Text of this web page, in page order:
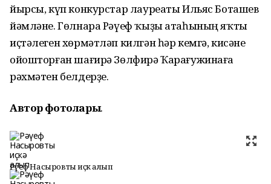
йырсы, күп конкурстар лауреаты Ильяс Боташев
йәмләне. Гөлнара Рәүеф ҡыҙы атаһының яҡты
иҫтәлеген хөрмәтләп килгән һәр кемгә, кисәне
ойошторған шағирә Зөлфирә Ҡарағужинаға
рәхмәтен белдерҙе.
Автор фотолары.
Рәүеф Насыровты иҫкә алып